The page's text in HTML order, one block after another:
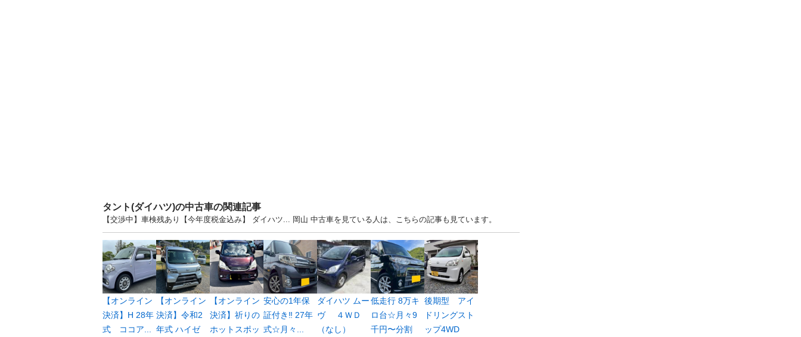
タント(ダイハツ)の中古車の関連記事
【交渉中】車検残あり【今年度税金込み】 ダイハツ... 岡山 中古車を見ている人は、こちらの記事も見ています。
【オンライン
決済】H 28年
式 ココア...
【オンライン
決済】令和2
年式 ハイゼ
【オンライン
決済】祈りの
ホットスポッ
安心の1年保
証付き‼️ 27年
式☆月々...
ダイハツ ムー
ヴ ４ＷＤ
（なし）
低走行 8万キ
ロ台☆月々9
千円〜分割
後期型 アイ
ドリングスト
ップ4WD